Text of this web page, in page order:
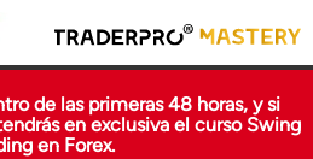
de las primeras 48 horas, y si
en exclusiva el curso Swing
en Forex.